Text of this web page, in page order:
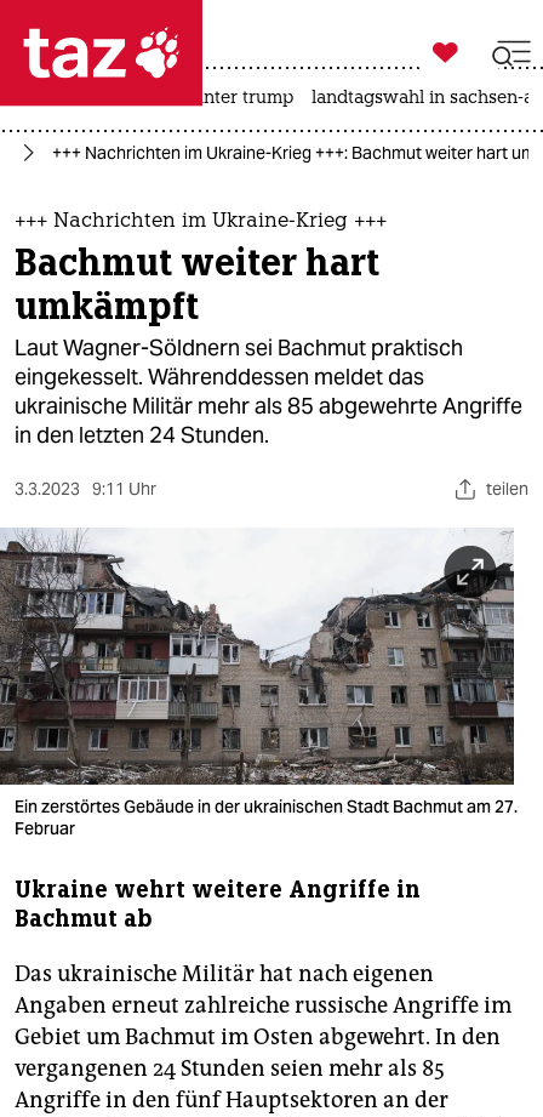
 taz zahl ich
taz zahl ich
themen
politik
öko
gesellschaft
kultur
sport
berlin
nord
wahrheit
verlag
verlag
veranstaltungen
fragen & hilfe
abo
genossenschaft
epaper login

taz zahl ich
usa unter trump landtagswahl in sachsen-
+++ Nachrichten im Ukraine-Krieg +++: Bachmut weiter hart
+++ Nachrichten im Ukraine-Krieg +++
Bachmut weiter hart
umkämpft
Laut Wagner-Söldnern sei Bachmut praktisch
eingekesselt. Währenddessen meldet das
ukrainische Militär mehr als 85 abgewehrte Angriffe
in den letzten 24 Stunden.
3.3.2023 9:11 Uhr teilen
Ein zerstörtes Gebäude in der ukrainischen Stadt Bachmut am 27.
Februar
Ukraine wehrt weitere Angriffe in
Bachmut ab
Das ukrainische Militär hat nach eigenen
Angaben erneut zahlreiche russische Angriffe im
Gebiet um Bachmut im Osten abgewehrt. In den
vergangenen 24 Stunden seien mehr als 85
Angriffe in den fünf Hauptsektoren an der